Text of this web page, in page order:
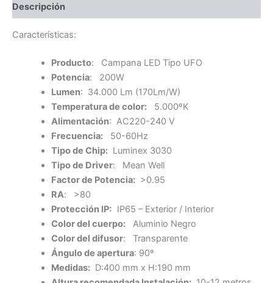
Descripción
Características:
Producto: Campana LED Tipo UFO
Potencia: 200W
Lumen: 34.000 Lm (170Lm/W)
Temperatura de color:5.000ºK
Alimentación: AC220-240 V
Frecuencia:50-60Hz
Tipo de Chip:Luminex 3030
Tipo de Driver: Mean Well
Factor de Potencia:>0.95
RA: >80
Protección IP: IP65 – Exterior / Interior
Color del cuerpo:Aluminio Negro
Color del difusor: Transparente
Ángulo de apertura: 90º
Medidas:D:400 mm x H:190 mm